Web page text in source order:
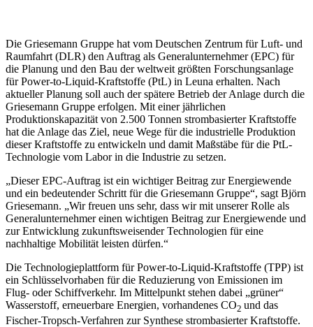
Die Griesemann Gruppe hat vom Deutschen Zentrum für Luft- und
Raumfahrt (DLR) den Auftrag als Generalunternehmer (EPC) für
die Planung und den Bau der weltweit größten Forschungsanlage
für Power-to-Liquid-Kraftstoffe (PtL) in Leuna erhalten. Nach
aktueller Planung soll auch der spätere Betrieb der Anlage durch die
Griesemann Gruppe erfolgen. Mit einer jährlichen
Produktionskapazität von 2.500 Tonnen strombasierter Kraftstoffe
hat die Anlage das Ziel, neue Wege für die industrielle Produktion
dieser Kraftstoffe zu entwickeln und damit Maßstäbe für die PtL-
Technologie vom Labor in die Industrie zu setzen.
„Dieser EPC-Auftrag ist ein wichtiger Beitrag zur Energiewende
und ein bedeutender Schritt für die Griesemann Gruppe“, sagt Björn
Griesemann. „Wir freuen uns sehr, dass wir mit unserer Rolle als
Generalunternehmer einen wichtigen Beitrag zur Energiewende und
zur Entwicklung zukunftsweisender Technologien für eine
nachhaltige Mobilität leisten dürfen.“
Die Technologieplattform für Power-to-Liquid-Kraftstoffe (TPP) ist
ein Schlüsselvorhaben für die Reduzierung von Emissionen im
Flug- oder Schiffverkehr. Im Mittelpunkt stehen dabei „grüner“
Wasserstoff, erneuerbare Energien, vorhandenes CO2 und das
Fischer-Tropsch-Verfahren zur Synthese strombasierter Kraftstoffe.